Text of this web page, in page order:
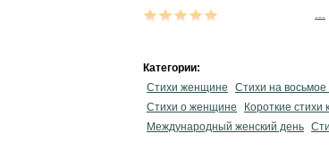
Категории:
Стихи женщине
Стихи на
Стихи о женщине
Короткие стихи
Международный женский день